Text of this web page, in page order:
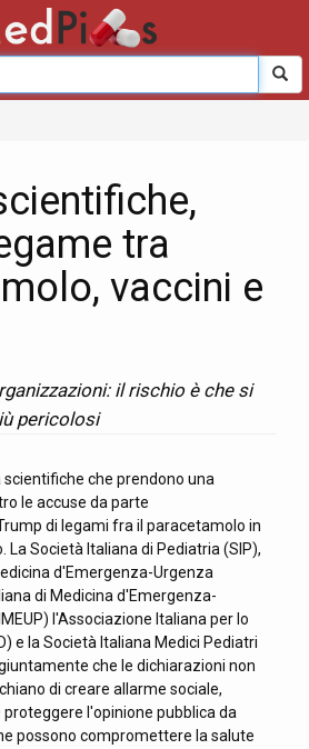
tra
vaccini e
il rischio è che si
pericolosi
che prendono una
le accuse da parte
di legami fra il paracetamolo in
La Società Italiana di Pediatria (SIP),
d'Emergenza-Urgenza
di Medicina d'Emergenza-
l'Associazione Italiana per lo
e la Società Italiana Medici Pediatri
che le dichiarazioni non
di creare allarme sociale,
l'opinione pubblica da
possono compromettere la salute